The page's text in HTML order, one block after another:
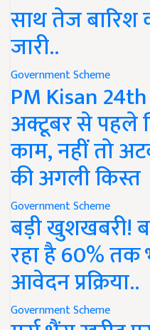
साथ तेज बारिश
जारी..
Government Scheme
PM Kisan
अक्टूबर से पहले
काम, नहीं तो
की अगली किस्त
Government Scheme
बड़ी खुशखबरी!
रहा है 60% तक
आवेदन प्रक्रिया..
Government Scheme